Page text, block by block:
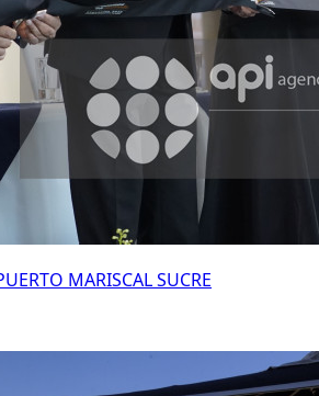
MARISCAL SUCRE